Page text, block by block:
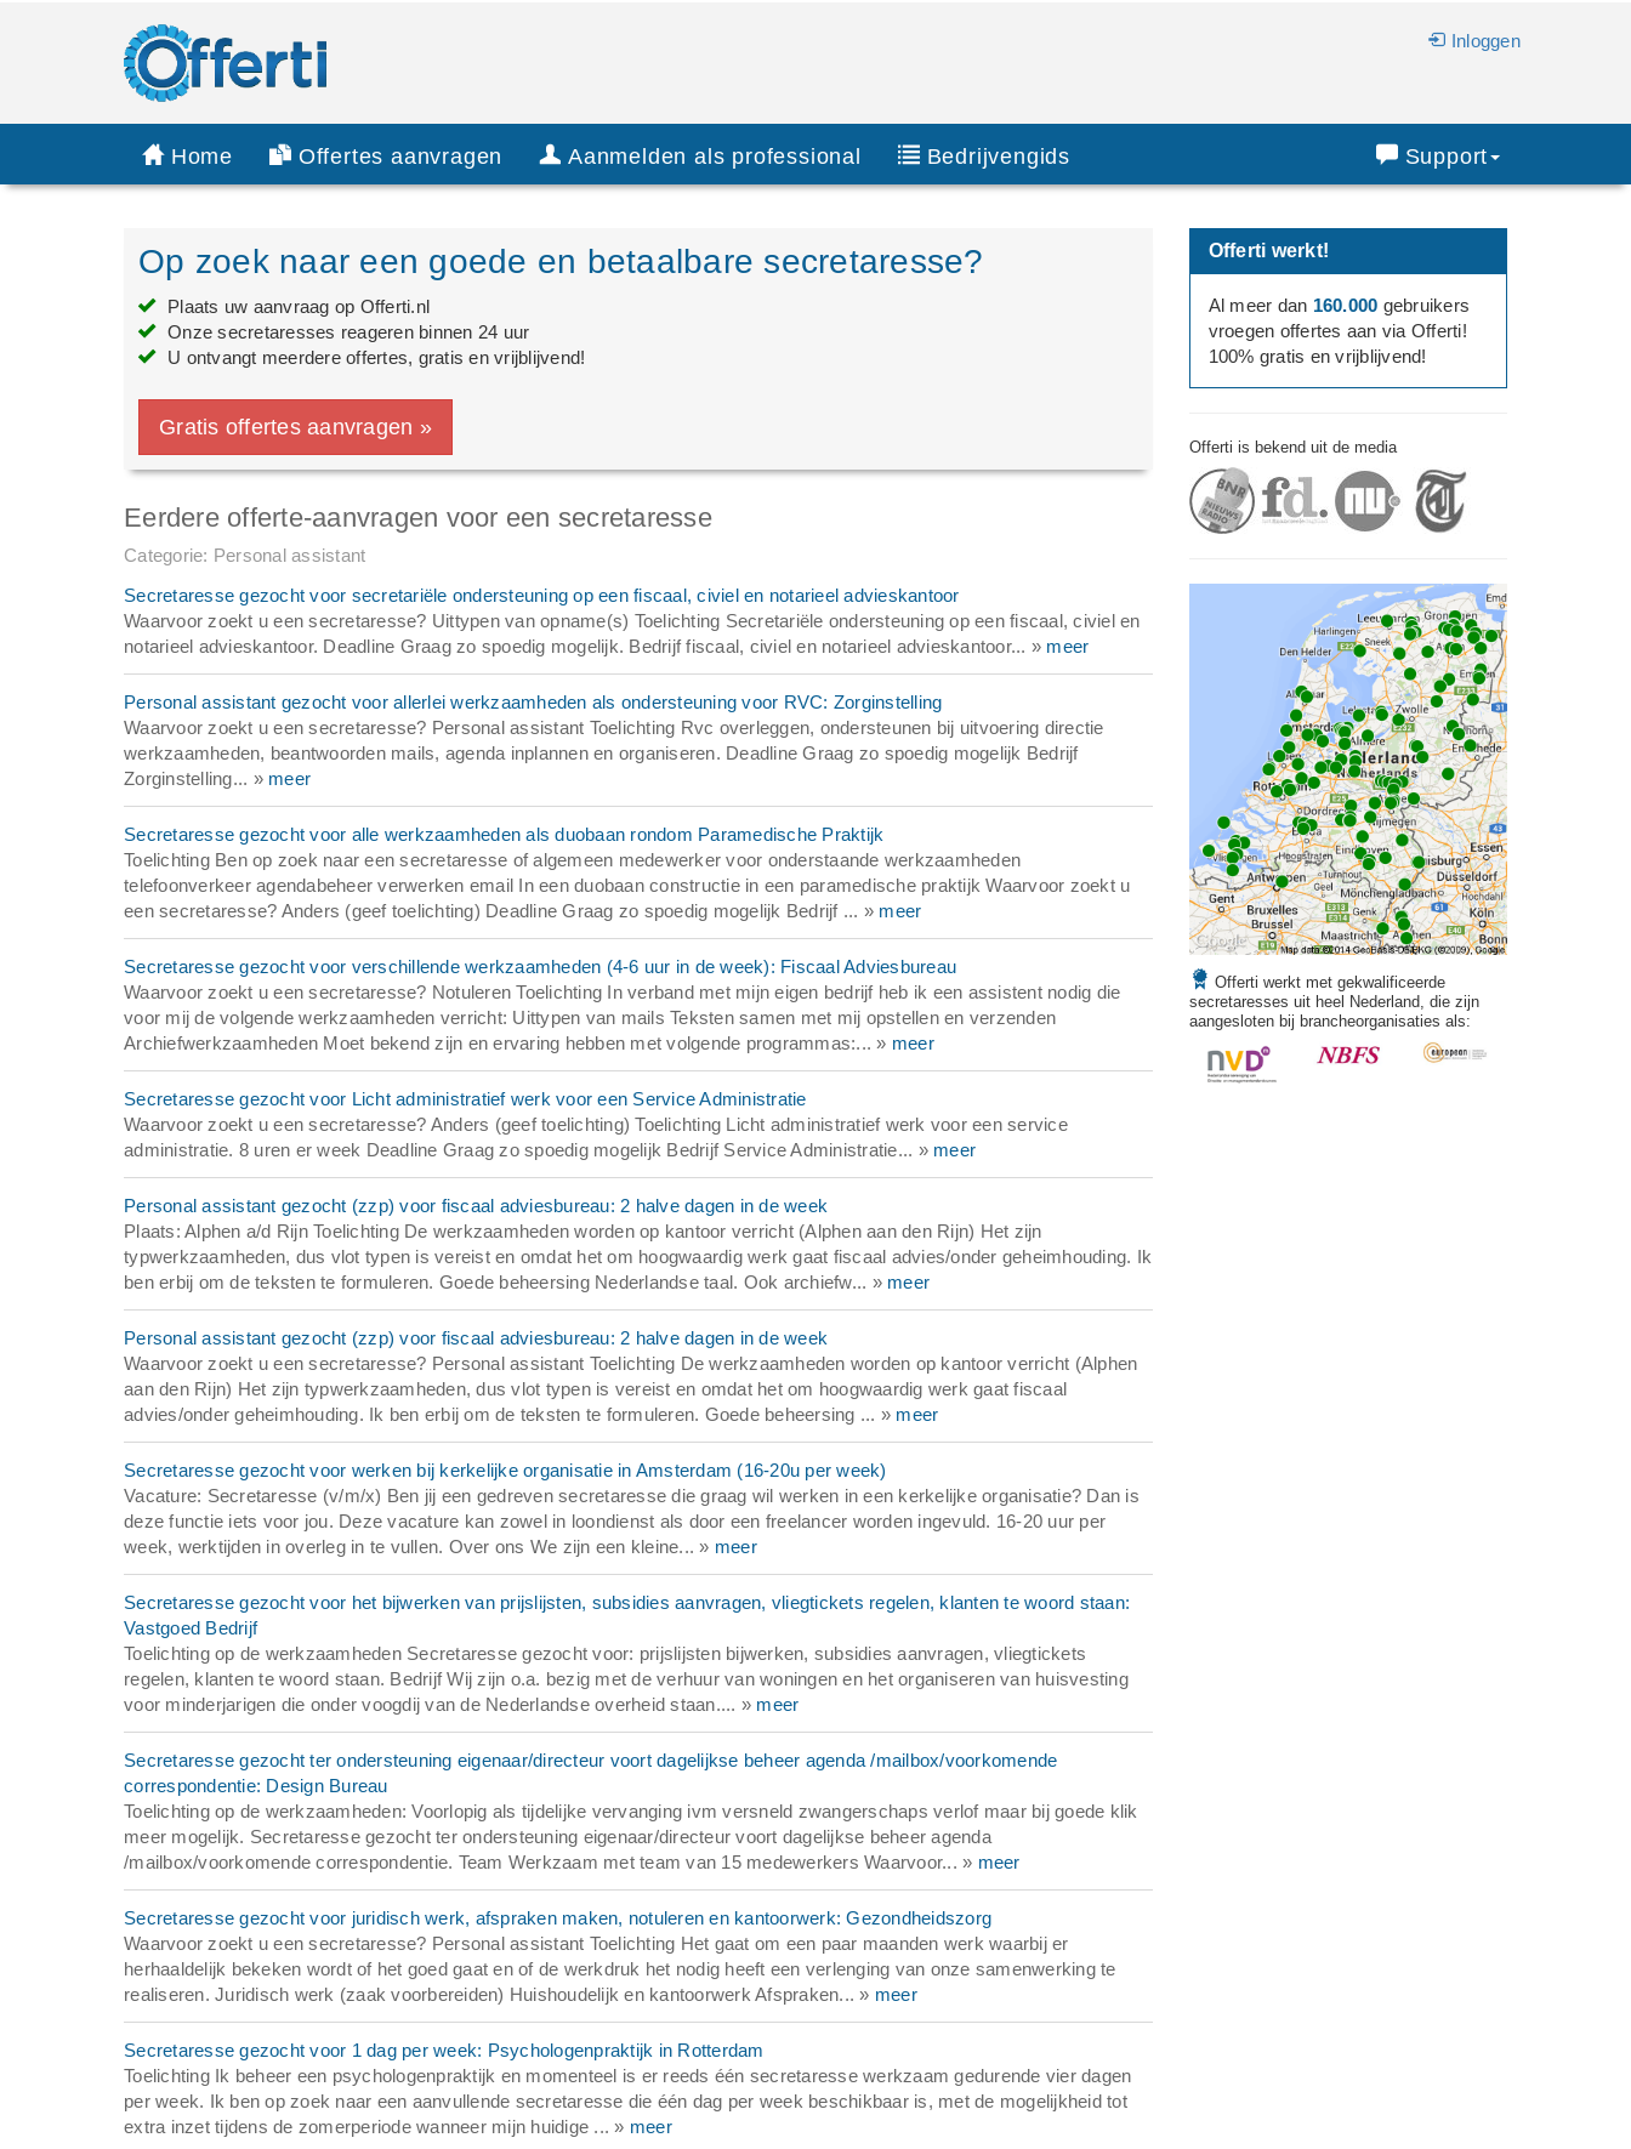
Inloggen
Home Offertes aanvragen Aanmelden als professional Bedrijvengids Support
Op zoek naar een goede en betaalbare secretaresse?
Plaats uw aanvraag op Offerti.nl
Onze secretaresses reageren binnen 24 uur
U ontvangt meerdere offertes, gratis en vrijblijvend!
Gratis offertes aanvragen »
Eerdere offerte-aanvragen voor een secretaresse
Categorie: Personal assistant
Secretaresse gezocht voor secretariële ondersteuning op een fiscaal, civiel en notarieel advieskantoor
Waarvoor zoekt u een secretaresse? Uittypen van opname(s) Toelichting Secretariële ondersteuning op een fiscaal, civiel en
notarieel advieskantoor. Deadline Graag zo spoedig mogelijk. Bedrijf fiscaal, civiel en notarieel advieskantoor... » meer
Personal assistant gezocht voor allerlei werkzaamheden als ondersteuning voor RVC: Zorginstelling
Waarvoor zoekt u een secretaresse? Personal assistant Toelichting Rvc overleggen, ondersteunen bij uitvoering directie
werkzaamheden, beantwoorden mails, agenda inplannen en organiseren. Deadline Graag zo spoedig mogelijk Bedrijf
Zorginstelling... » meer
Secretaresse gezocht voor alle werkzaamheden als duobaan rondom Paramedische Praktijk
Toelichting Ben op zoek naar een secretaresse of algemeen medewerker voor onderstaande werkzaamheden
telefoonverkeer agendabeheer verwerken email In een duobaan constructie in een paramedische praktijk Waarvoor zoekt u
een secretaresse? Anders (geef toelichting) Deadline Graag zo spoedig mogelijk Bedrijf ... » meer
Secretaresse gezocht voor verschillende werkzaamheden (4-6 uur in de week): Fiscaal Adviesbureau
Waarvoor zoekt u een secretaresse? Notuleren Toelichting In verband met mijn eigen bedrijf heb ik een assistent nodig die
voor mij de volgende werkzaamheden verricht: Uittypen van mails Teksten samen met mij opstellen en verzenden
Archiefwerkzaamheden Moet bekend zijn en ervaring hebben met volgende programmas:... » meer
Secretaresse gezocht voor Licht administratief werk voor een Service Administratie
Waarvoor zoekt u een secretaresse? Anders (geef toelichting) Toelichting Licht administratief werk voor een service
administratie. 8 uren er week Deadline Graag zo spoedig mogelijk Bedrijf Service Administratie... » meer
Personal assistant gezocht (zzp) voor fiscaal adviesbureau: 2 halve dagen in de week
Plaats: Alphen a/d Rijn Toelichting De werkzaamheden worden op kantoor verricht (Alphen aan den Rijn) Het zijn
typwerkzaamheden, dus vlot typen is vereist en omdat het om hoogwaardig werk gaat fiscaal advies/onder geheimhouding. Ik
ben erbij om de teksten te formuleren. Goede beheersing Nederlandse taal. Ook archiefw... » meer
Personal assistant gezocht (zzp) voor fiscaal adviesbureau: 2 halve dagen in de week
Waarvoor zoekt u een secretaresse? Personal assistant Toelichting De werkzaamheden worden op kantoor verricht (Alphen
aan den Rijn) Het zijn typwerkzaamheden, dus vlot typen is vereist en omdat het om hoogwaardig werk gaat fiscaal
advies/onder geheimhouding. Ik ben erbij om de teksten te formuleren. Goede beheersing ... » meer
Secretaresse gezocht voor werken bij kerkelijke organisatie in Amsterdam (16-20u per week)
Vacature: Secretaresse (v/m/x) Ben jij een gedreven secretaresse die graag wil werken in een kerkelijke organisatie? Dan is
deze functie iets voor jou. Deze vacature kan zowel in loondienst als door een freelancer worden ingevuld. 16-20 uur per
week, werktijden in overleg in te vullen. Over ons We zijn een kleine... » meer
Secretaresse gezocht voor het bijwerken van prijslijsten, subsidies aanvragen, vliegtickets regelen, klanten te woord staan:
Vastgoed Bedrijf
Toelichting op de werkzaamheden Secretaresse gezocht voor: prijslijsten bijwerken, subsidies aanvragen, vliegtickets
regelen, klanten te woord staan. Bedrijf Wij zijn o.a. bezig met de verhuur van woningen en het organiseren van huisvesting
voor minderjarigen die onder voogdij van de Nederlandse overheid staan.... » meer
Secretaresse gezocht ter ondersteuning eigenaar/directeur voort dagelijkse beheer agenda /mailbox/voorkomende
correspondentie: Design Bureau
Toelichting op de werkzaamheden: Voorlopig als tijdelijke vervanging ivm versneld zwangerschaps verlof maar bij goede klik
meer mogelijk. Secretaresse gezocht ter ondersteuning eigenaar/directeur voort dagelijkse beheer agenda
/mailbox/voorkomende correspondentie. Team Werkzaam met team van 15 medewerkers Waarvoor... » meer
Secretaresse gezocht voor juridisch werk, afspraken maken, notuleren en kantoorwerk: Gezondheidszorg
Waarvoor zoekt u een secretaresse? Personal assistant Toelichting Het gaat om een paar maanden werk waarbij er
herhaaldelijk bekeken wordt of het goed gaat en of de werkdruk het nodig heeft een verlenging van onze samenwerking te
realiseren. Juridisch werk (zaak voorbereiden) Huishoudelijk en kantoorwerk Afspraken... » meer
Secretaresse gezocht voor 1 dag per week: Psychologenpraktijk in Rotterdam
Toelichting Ik beheer een psychologenpraktijk en momenteel is er reeds één secretaresse werkzaam gedurende vier dagen
per week. Ik ben op zoek naar een aanvullende secretaresse die één dag per week beschikbaar is, met de mogelijkheid tot
extra inzet tijdens de zomerperiode wanneer mijn huidige ... » meer
Offerti werkt!
Al meer dan 160.000 gebruikers
vroegen offertes aan via Offerti!
100% gratis en vrijblijvend!
Offerti is bekend uit de media
Offerti werkt met gekwalificeerde
secretaresses uit heel Nederland, die zijn
aangesloten bij brancheorganisaties als: